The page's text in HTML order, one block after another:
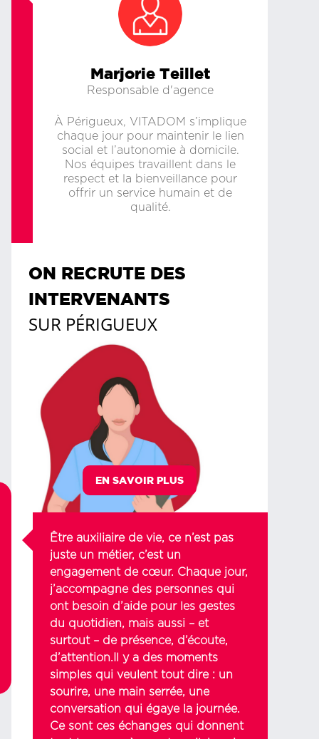
Marjorie Teillet
Responsable d'agence
À Périgueux, VITADOM s’implique
chaque jour pour maintenir le lien
social et l’autonomie à domicile.
Nos équipes travaillent dans le
respect et la bienveillance pour
offrir un service humain et de
qualité.
ON RECRUTE DES
INTERVENANTS
SUR PÉRIGUEUX
EN SAVOIR PLUS
Être auxiliaire de vie, ce n’est pas
juste un métier, c’est un
engagement de cœur. Chaque jour,
j’accompagne des personnes qui
ont besoin d’aide pour les gestes
du quotidien, mais aussi – et
surtout – de présence, d’écoute,
d’attention.Il y a des moments
simples qui veulent tout dire : un
sourire, une main serrée, une
conversation qui égaye la journée.
Ce sont ces échanges qui donnent